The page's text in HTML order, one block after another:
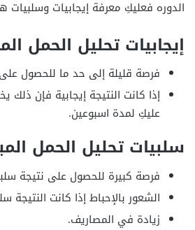
الدوره فعليكِ معرفة إيجابيات وسلبيات
إيجابيات تحليل الحمل
فرصة قليلة إلى حد ما للحصول على
إذا كانت النتيجة إيجابية فإن
عليكِ لمدة اسبوعين.
سلبيات تحليل الحمل
فرصة كبيرة للحصول على نتيجة
الشعور بالإحباط إذا كانت النتيجة
زيادة في المصاريف.